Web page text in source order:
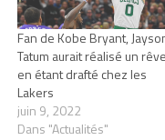
Fan de Kobe Bryant,
Tatum aurait réalisé un rêve
en étant drafté chez les
Lakers
juin 9, 2022
Dans "Actualités"